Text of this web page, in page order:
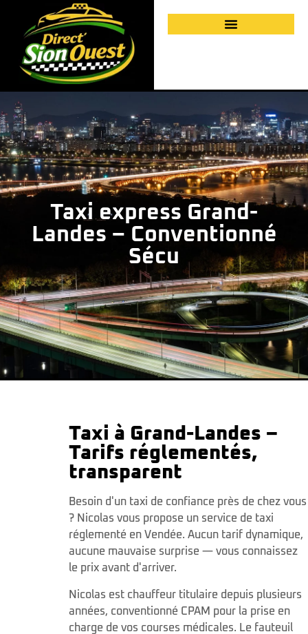
Taxi express Grand-
Landes – Conventionné
Sécu
Taxi à Grand-Landes –
Tarifs réglementés,
transparent
Besoin d'un taxi de confiance près de chez vous
? Nicolas vous propose un service de taxi
réglementé en Vendée. Aucun tarif dynamique,
aucune mauvaise surprise — vous connaissez
le prix avant d'arriver.
Nicolas est chauffeur titulaire depuis plusieurs
années, conventionné CPAM pour la prise en
charge de vos courses médicales. Le fauteuil